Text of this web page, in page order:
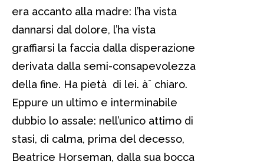
era accanto alla madre: l’ha vista
dannarsi dal dolore, l’ha vista
graffiarsi la faccia dalla disperazione
derivata dalla semi-consapevolezza
della fine. Ha pietà di lei. àˆ chiaro.
Eppure un ultimo e interminabile
dubbio lo assale: nell’unico attimo di
stasi, di calma, prima del decesso,
Beatrice Horseman, dalla sua bocca